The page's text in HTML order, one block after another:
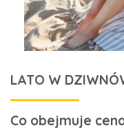
LATO W
Co obejmuje